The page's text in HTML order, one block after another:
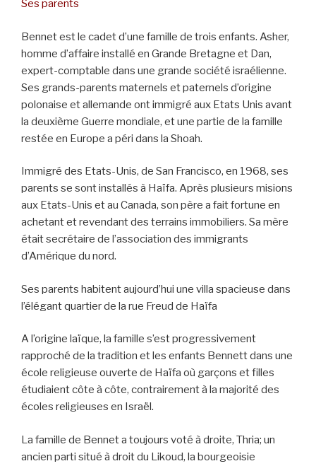
Ses parents
Bennet est le cadet d’une famille de trois enfants. Asher,
homme d’affaire installé en Grande Bretagne et Dan,
expert-comptable dans une grande société israélienne.
Ses grands-parents maternels et paternels d’origine
polonaise et allemande ont immigré aux Etats Unis avant
la deuxième Guerre mondiale, et une partie de la famille
restée en Europe a péri dans la Shoah.
Immigré des Etats-Unis, de San Francisco, en 1968, ses
parents se sont installés à Haïfa. Après plusieurs misions
aux Etats-Unis et au Canada, son père a fait fortune en
achetant et revendant des terrains immobiliers. Sa mère
était secrétaire de l’association des immigrants
d’Amérique du nord.
Ses parents habitent aujourd’hui une villa spacieuse dans
l’élégant quartier de la rue Freud de Haïfa
A l’origine laïque, la famille s’est progressivement
rapproché de la tradition et les enfants Bennett dans une
école religieuse ouverte de Haïfa où garçons et filles
étudiaient côte à côte, contrairement à la majorité des
écoles religieuses en Israël.
La famille de Bennet a toujours voté à droite, Thria; un
ancien parti situé à droit du Likoud, la bourgeoisie